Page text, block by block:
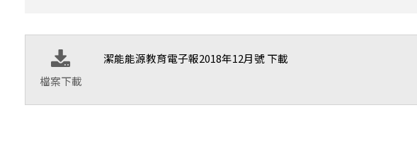
檔案下載
潔能能源教育電子報2018年12月號 下載